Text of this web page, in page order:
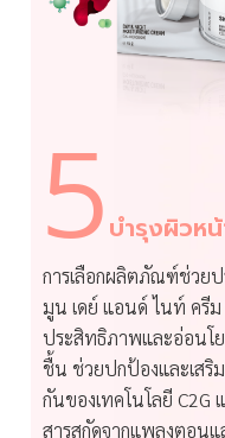
5 บำรุงผิวห
การเลือกผลิตภัณฑ์ช่วย
มูน เดย์ แอนด์ ไนท์ ครี
ประสิทธิภาพและอ่อนโ
ชื้น ช่วยปกป้องและเสริ
กันของเทคโนโลยี C2G
สารสกัดจากแพลงตอนแ